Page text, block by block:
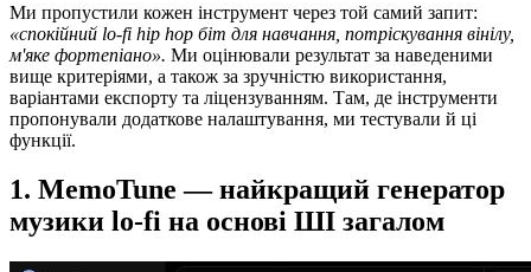
Ми пропустили кожен інструмент через той самий запит:
«спокійний lo-fi hip hop біт для навчання, потріскування вінілу,
м'яке фортепіано». Ми оцінювали результат за наведеними
вище критеріями, а також за зручністю використання,
варіантами експорту та ліцензуванням. Там, де інструменти
пропонували додаткове налаштування, ми тестували й ці
функції.
1. MemoTune — найкращий генератор
музики lo-fi на основі ШІ загалом